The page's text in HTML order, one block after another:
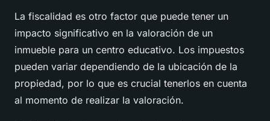
La fiscalidad es otro factor que puede tener un
impacto significativo en la valoración de un
inmueble para un centro educativo. Los impuestos
pueden variar dependiendo de la ubicación de la
propiedad, por lo que es crucial tenerlos en cuenta
al momento de realizar la valoración.